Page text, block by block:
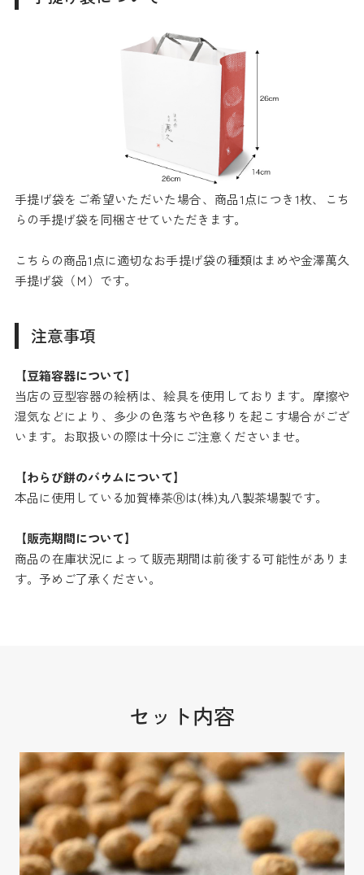
手提げ袋をご希望いただいた場合、商品1点につき1枚、こち
らの手提げ袋を同梱させていただきます。
こちらの商品1点に適切なお手提げ袋の種類はまめや金澤萬久
手提げ袋（Ｍ）です。
注意事項
【豆箱容器について】
当店の豆型容器の絵柄は、絵具を使用しております。摩擦や
湿気などにより、多少の色落ちや色移りを起こす場合がござ
います。お取扱いの際は十分にご注意くださいませ。
【わらび餅のバウムについて】
本品に使用している加賀棒茶Ⓡは(株)丸八製茶場製です。
【販売期間について】
商品の在庫状況によって販売期間は前後する可能性がありま
す。予めご了承ください。
セット内容